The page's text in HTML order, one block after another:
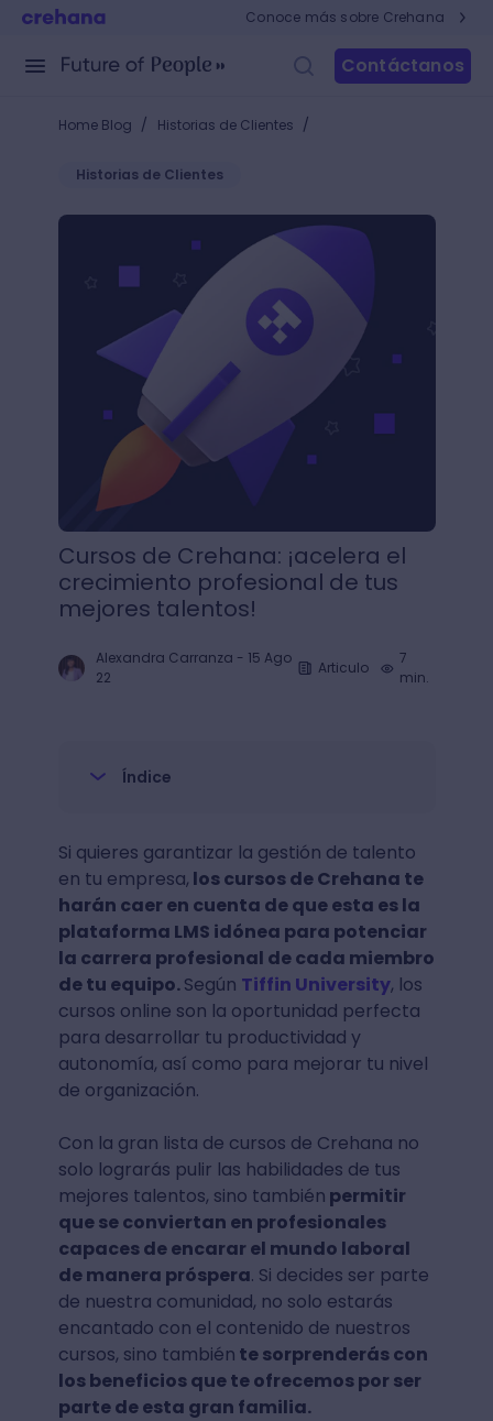
Conoce más sobre Crehana
Contáctanos
Home Blog / Historias de Clientes /
Historias de Clientes
Cursos de Crehana: ¡acelera el crecimiento
Cursos de Crehana: ¡acelera el
crecimiento profesional de tus
mejores talentos!
Alexandra Carranza - 15 Ago
22
Articulo
7
min.
Índice
Si quieres garantizar la gestión de talento
en tu empresa, los cursos de Crehana te
harán caer en cuenta de que esta es la
plataforma LMS idónea para potenciar
la carrera profesional de cada miembro
de tu equipo.Según Tiffin University, los
cursos online son la oportunidad perfecta
para desarrollar tu productividad y
autonomía, así como para mejorar tu nivel
de organización.
Con la gran lista de cursos de Crehana no
solo lograrás pulir las habilidades de tus
mejores talentos, sino también permitir
que se conviertan en profesionales
capaces de encarar el mundo laboral
de manera próspera. Si decides ser parte
de nuestra comunidad, no solo estarás
encantado con el contenido de nuestros
cursos, sino también te sorprenderás con
los beneficios que te ofrecemos por ser
parte de esta gran familia.